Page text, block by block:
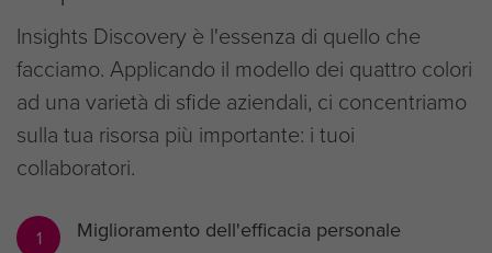
Insights Discovery è l'essenza di quello che
facciamo. Applicando il modello dei quattro colori
ad una varietà di sfide aziendali, ci concentriamo
sulla tua risorsa più importante: i tuoi
collaboratori.
1
Miglioramento dell'efficacia personale